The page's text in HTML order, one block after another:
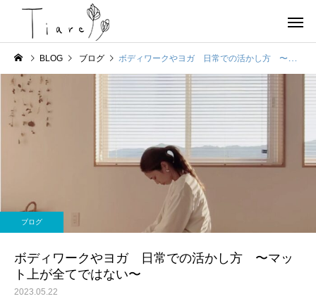
京都北部 宮津で唯一の女
性専用のコンディショニン
グサロンTiare（ティアレ）
のご紹介
OHAYOGA 25/7/27開
【参加者募集】
BLOG ブログ ボディワークやヨガ 日常での活かし方 〜マット上が全てではない〜
ブログ
ボディワークやヨガ 日常での活かし方 〜マッ
ト上が全てではない〜
2023.05.22